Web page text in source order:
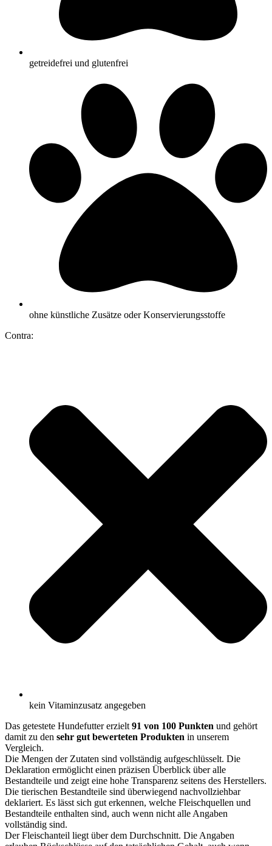
getreidefrei und glutenfrei
ohne künstliche Zusätze oder Konservierungsstoffe
Contra:
kein Vitaminzusatz angegeben
Das getestete Hundefutter erzielt 91 von 100 Punkten und gehört
damit zu den sehr gut bewerteten Produkten in unserem
Vergleich.
Die Mengen der Zutaten sind vollständig aufgeschlüsselt. Die
Deklaration ermöglicht einen präzisen Überblick über alle
Bestandteile und zeigt eine hohe Transparenz seitens des Herstellers.
Die tierischen Bestandteile sind überwiegend nachvollziehbar
deklariert. Es lässt sich gut erkennen, welche Fleischquellen und
Bestandteile enthalten sind, auch wenn nicht alle Angaben
vollständig sind.
Der Fleischanteil liegt über dem Durchschnitt. Die Angaben